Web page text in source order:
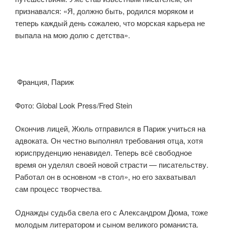
признавался: «Я, должно быть, родился моряком и
теперь каждый день сожалею, что морская карьера не
выпала на мою долю с детства».
Франция, Париж
Фото: Global Look Press/Fred Stein
Окончив лицей, Жюль отправился в Париж учиться на
адвоката. Он честно выполнял требования отца, хотя
юриспруденцию ненавидел. Теперь всё свободное
время он уделял своей новой страсти — писательству.
Работал он в основном «в стол», но его захватывал
сам процесс творчества.
Однажды судьба свела его с Александром Дюма, тоже
молодым литератором и сыном великого романиста.